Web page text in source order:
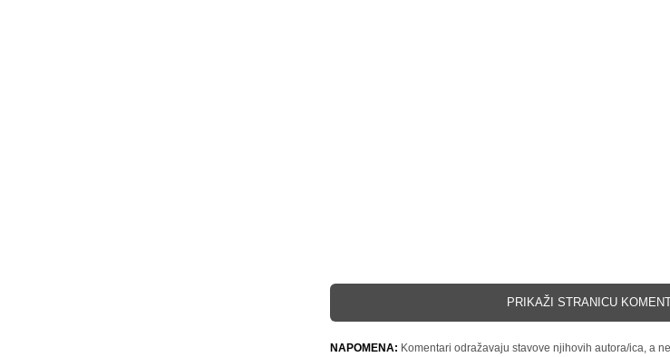
PRIKAŽI STRANICU
NAPOMENA: Komentari odražavaju stavove njihovih autora/ica, a